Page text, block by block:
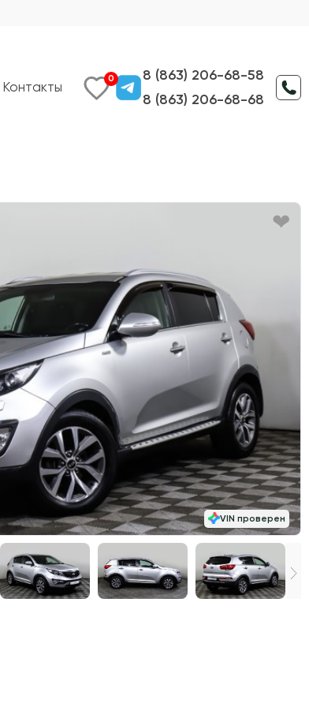
Контакты
0
8 (863) 206-68-58
8 (863) 206-68-68
VIN проверен